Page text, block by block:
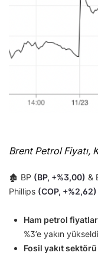
Brent Petrol Fiyatı,
🏚 BP (BP, +%3,00) &
Phillips (COP, +%2,62)
Ham petrol
%3’e yakın
Fosil yakıt